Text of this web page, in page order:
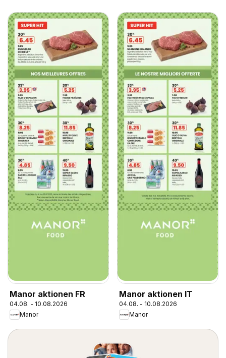
Manor aktionen FR
04.08. - 10.08.2026
Manor
Manor aktionen IT
04.08. - 10.08.2026
Manor